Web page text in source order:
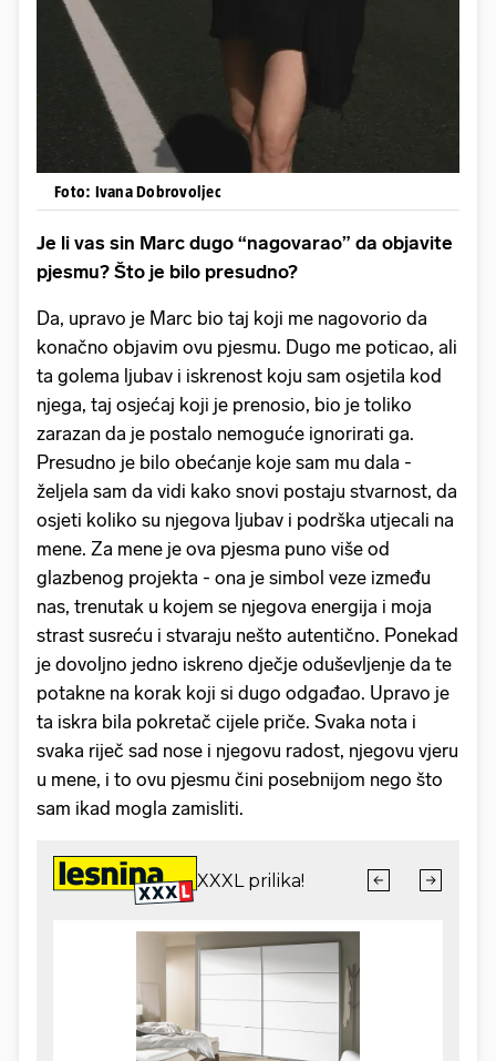
Foto: Ivana Dobrovoljec
Je li vas sin Marc dugo “nagovarao” da objavite
pjesmu? Što je bilo presudno?
Da, upravo je Marc bio taj koji me nagovorio da
konačno objavim ovu pjesmu. Dugo me poticao, ali
ta golema ljubav i iskrenost koju sam osjetila kod
njega, taj osjećaj koji je prenosio, bio je toliko
zarazan da je postalo nemoguće ignorirati ga.
Presudno je bilo obećanje koje sam mu dala -
željela sam da vidi kako snovi postaju stvarnost, da
osjeti koliko su njegova ljubav i podrška utjecali na
mene. Za mene je ova pjesma puno više od
glazbenog projekta - ona je simbol veze između
nas, trenutak u kojem se njegova energija i moja
strast susreću i stvaraju nešto autentično. Ponekad
je dovoljno jedno iskreno dječje oduševljenje da te
potakne na korak koji si dugo odgađao. Upravo je
ta iskra bila pokretač cijele priče. Svaka nota i
svaka riječ sad nose i njegovu radost, njegovu vjeru
u mene, i to ovu pjesmu čini posebnijom nego što
sam ikad mogla zamisliti.